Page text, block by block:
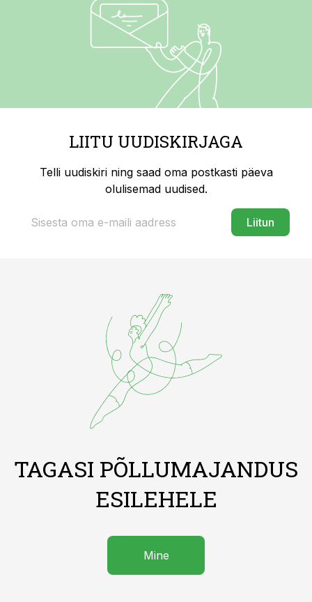
LIITU UUDISKIRJAGA
Telli uudiskiri ning saad oma postkasti päeva
olulisemad uudised.
Liitun
TAGASI PÕLLUMAJANDUS
ESILEHELE
Mine